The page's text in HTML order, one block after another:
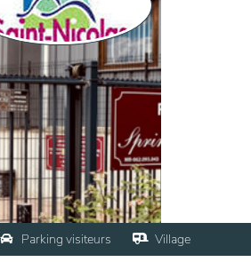
Parking visiteurs Village